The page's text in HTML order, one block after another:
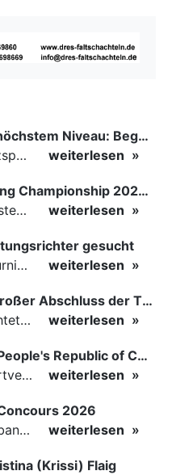
Tanzsport auf höchstem Niveau: Begeisterung bei den Turnieren in…
Ein rundum gelungenes Tanzsport-Wochenende liegt hinter den Paaren und Organisatoren in Enzklösterle. Am 1. und 2. August 2026 verwandelte sich die Festhalle wieder in einen lebendigen Mittelpunkt des…
weiterlesen
German Breaking Championship 2026 in Hannover
Der erste Deutsche Meister steht fest B-Boy Roman siegt bei den Juniors
weiterlesen
gesucht
Für einige nachgemeldete Turniere im 2 Halbjahr sucht der ZWE noch Wertungsrichter.
weiterlesen
Großer Abschluss der TBW-Trophy in Weinheim
Am 18. und 19. Juli 2026 richtete die Tanzsportabteilung (TSA) der TSG 1862 Weinheim das Abschlussturnier der diesjährigen TBW-Trophy-Serie aus. Zum traditionellen Saisonfinale kamen rund 400 Starts über…
weiterlesen
Nanjing - People's Republic of China
Die Paare aus dem Tanzsportverband Baden-Württemberg (TBW) haben beim hochklassig besetzten WDSF GrandSlam im chinesischen Nanjing wieder einmal auf internationalem Top-Niveau geglänzt. Das…
weiterlesen
2026
Die Paare des Tanzsportverbandes Baden-Württemberg (TBW) glänzten auf dem internationalen Parkett des Vienna Dance Concourse 2026 im Wiener Rathaus mit hervorragenden Platzierungen Ergebnisse unter: …
weiterlesen
(Krissi) Flaig